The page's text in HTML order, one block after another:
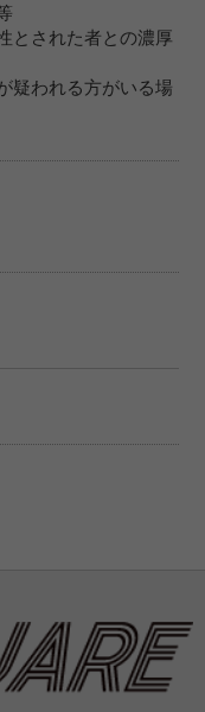
とされた者との濃厚
疑われる方がいる場